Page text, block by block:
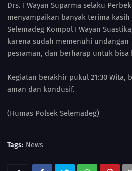
Drs. I Wayan Suparma selaku
menyampaikan banyak terima
Selemadeg Kompol I Wayan
karena sudah memenuhi
pesraman, dan berharap untuk
Kegiatan berakhir pukul 21:30 Wita,
aman dan kondusif.
(Humas Polsek Selemadeg)
Tags: News